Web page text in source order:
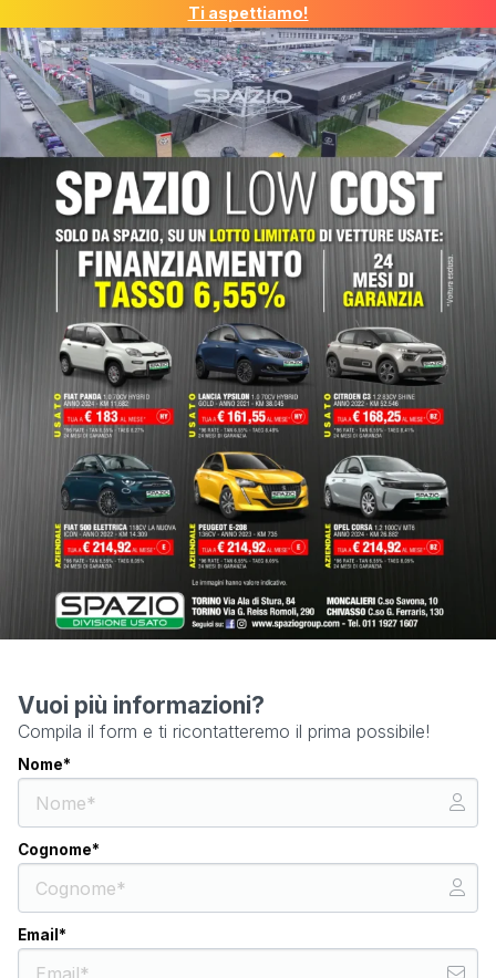
Ti aspettiamo!
Vuoi più informazioni?
Compila il form e ti ricontatteremo il prima possibile!
Nome*
Cognome*
Email*